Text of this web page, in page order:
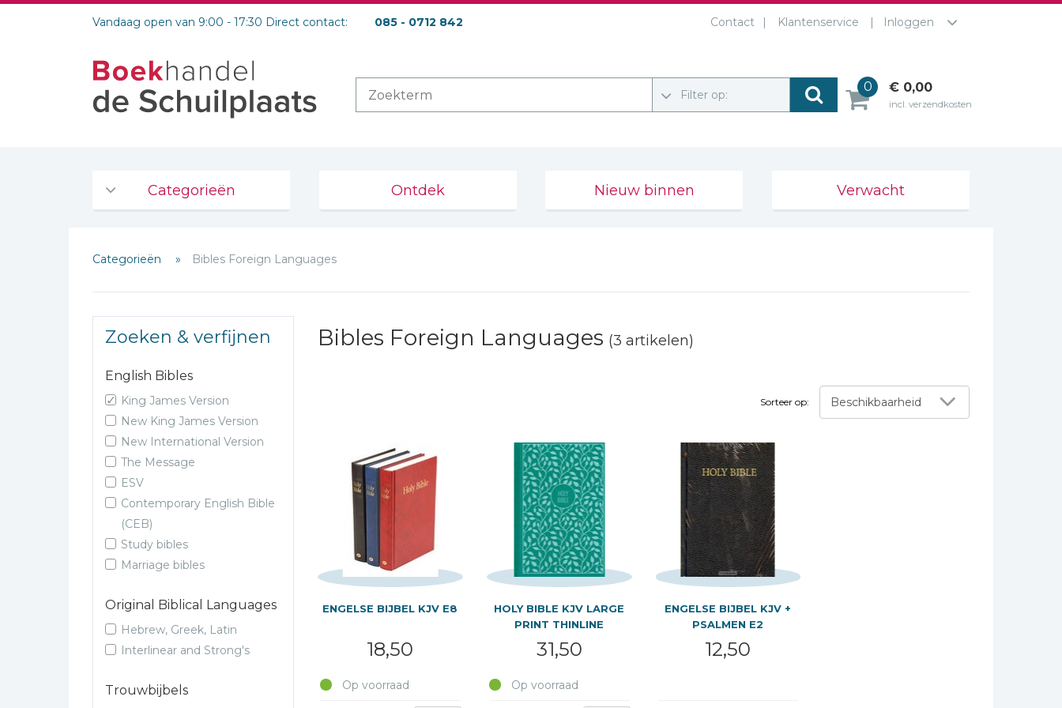
Vandaag open van 9:00 - 17:30 Direct contact: 085 - 0712 842 Contact Klantenservice Inloggen
Filter op:
0 € 0,00
incl. verzendkosten
Categorieën
De Bijbel
Bijbelse Dagboeken 2026
Bijbelse dagboeken
Bijbelstudie groepen
Languages
Bijbelstudie
Geloof, duurzaamheid
en mileu
Benodigdheden voor
kerken
Christelijke spellen
Christelijke stripboeken
Eten en koken
Geschiedenis
Israël / Jodendom
Engelse kinderboeken
Ontdek Nieuw binnen Verwacht
Categorieën Bibles Foreign Languages
Zoeken & verfijnen
English Bibles
King James Version
New King James Version
New International Version
The Message
ESV
Contemporary English Bible
(CEB)
Study bibles
Marriage bibles
Original Biblical Languages
Hebrew, Greek, Latin
Interlinear and Strong's
Trouwbijbels
Bibles Foreign Languages (3 artikelen)
Sorteer op: Beschikbaarheid
ENGELSE BIJBEL KJV E8
18,50
Op voorraad
HOLY BIBLE KJV LARGE
PRINT THINLINE
31,50
Op voorraad
ENGELSE BIJBEL KJV +
PSALMEN E2
12,50